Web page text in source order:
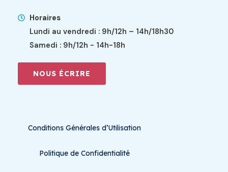
Horaires
Lundi au vendredi : 9h/12h – 14h/18h30
Samedi : 9h/12h - 14h-18h
NOUS ÉCRIRE
Conditions Générales d’Utilisation
Politique de Confidentialité